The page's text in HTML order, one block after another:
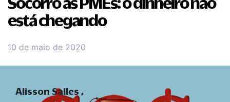
está chegando
10 de maio de 2020
Alisson Salles